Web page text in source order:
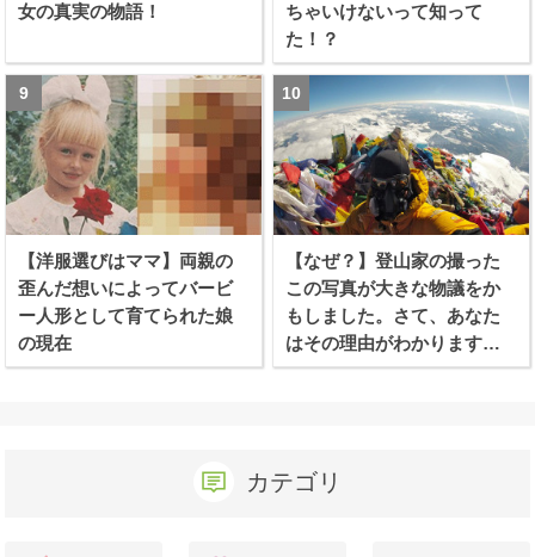
女の真実の物語！
ちゃいけないって知って
た！？
【洋服選びはママ】両親の
歪んだ想いによってバービ
ー人形として育てられた娘
の現在
【なぜ？】登山家の撮った
この写真が大きな物議をか
もしました。さて、あなた
はその理由がわかります
か？
カテゴリ